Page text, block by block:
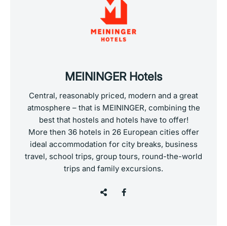
MEININGER Hotels
Central, reasonably priced, modern and a great
atmosphere – that is MEININGER, combining the
best that hostels and hotels have to offer!
More then 36 hotels in 26 European cities offer
ideal accommodation for city breaks, business
travel, school trips, group tours, round-the-world
trips and family excursions.